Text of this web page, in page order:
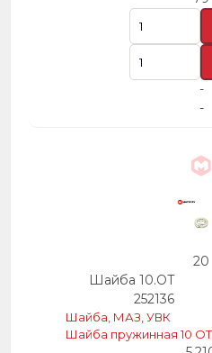
-
-
20
Шайба 10.ОТ
252136
Шайба, МАЗ, УВК
Шайба пружинная 10 ОТ